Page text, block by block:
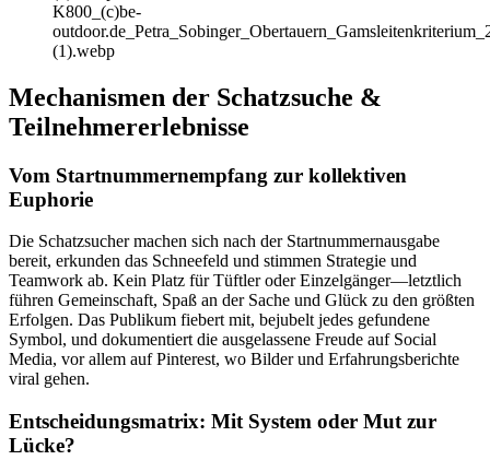
K800_(c)be-
(1).webp
Mechanismen der Schatzsuche &
Teilnehmererlebnisse
Vom Startnummernempfang zur kollektiven
Euphorie
Die Schatzsucher machen sich nach der Startnummernausgabe
bereit, erkunden das Schneefeld und stimmen Strategie und
Teamwork ab. Kein Platz für Tüftler oder Einzelgänger—letztlich
führen Gemeinschaft, Spaß an der Sache und Glück zu den größten
Erfolgen. Das Publikum fiebert mit, bejubelt jedes gefundene
Symbol, und dokumentiert die ausgelassene Freude auf Social
Media, vor allem auf Pinterest, wo Bilder und Erfahrungsberichte
viral gehen.
Entscheidungsmatrix: Mit System oder Mut zur
Lücke?